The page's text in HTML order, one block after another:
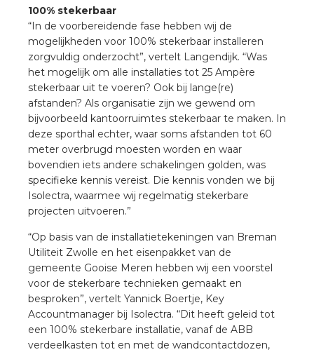
100% stekerbaar
“In de voorbereidende fase hebben wij de
mogelijkheden voor 100% stekerbaar installeren
zorgvuldig onderzocht”, vertelt Langendijk. “Was
het mogelijk om alle installaties tot 25 Ampère
stekerbaar uit te voeren? Ook bij lange(re)
afstanden? Als organisatie zijn we gewend om
bijvoorbeeld kantoorruimtes stekerbaar te maken. In
deze sporthal echter, waar soms afstanden tot 60
meter overbrugd moesten worden en waar
bovendien iets andere schakelingen golden, was
specifieke kennis vereist. Die kennis vonden we bij
Isolectra, waarmee wij regelmatig stekerbare
projecten uitvoeren.”
“Op basis van de installatietekeningen van Breman
Utiliteit Zwolle en het eisenpakket van de
gemeente Gooise Meren hebben wij een voorstel
voor de stekerbare technieken gemaakt en
besproken”, vertelt Yannick Boertje, Key
Accountmanager bij Isolectra. “Dit heeft geleid tot
een 100% stekerbare installatie, vanaf de ABB
verdeelkasten tot en met de wandcontactdozen,
waarde
groothandels